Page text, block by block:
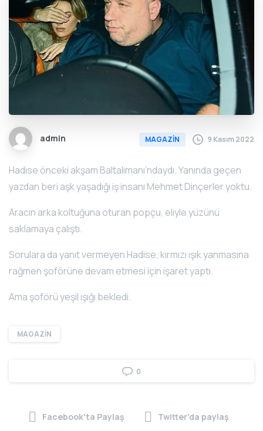
admin MAGAZİN 9 Kasım 2022
Hadise önceki akşam Baltalimanı’ndaydı. Yanında geçen
yazdan beri aşk yaşadığı iş insanı Mehmet Dinçerler yoktu.
Aracın arka koltuğuna oturan popçu, eliyle yüzünü
saklamaya çalıştı.
Sorulara da yanıt vermeyen Hadise, kırmızı ışık yanmasına
rağmen şoförüne devam etmesi için işaret yaptı.
Ama şoförü yeşil ışığı bekledi.
MAGAZİN
0
Facebook'ta Paylaş Twitter'da paylaş